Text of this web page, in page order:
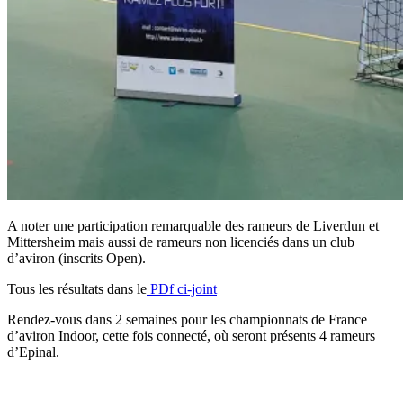
A noter une participation remarquable des rameurs de Liverdun et
Mittersheim mais aussi de rameurs non licenciés dans un club
d’aviron (inscrits Open).
Tous les résultats dans le PDf ci-joint
Rendez-vous dans 2 semaines pour les championnats de France
d’aviron Indoor, cette fois connecté, où seront présents 4 rameurs
d’Epinal.